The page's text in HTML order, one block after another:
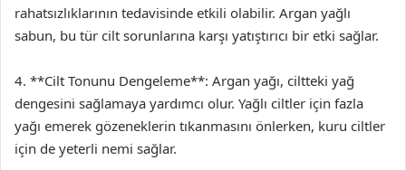
rahatsızlıklarının tedavisinde etkili olabilir. Argan yağlı
sabun, bu tür cilt sorunlarına karşı yatıştırıcı bir etki sağlar.
4. **Cilt Tonunu Dengeleme**: Argan yağı, ciltteki yağ
dengesini sağlamaya yardımcı olur. Yağlı ciltler için fazla
yağı emerek gözeneklerin tıkanmasını önlerken, kuru ciltler
için de yeterli nemi sağlar.